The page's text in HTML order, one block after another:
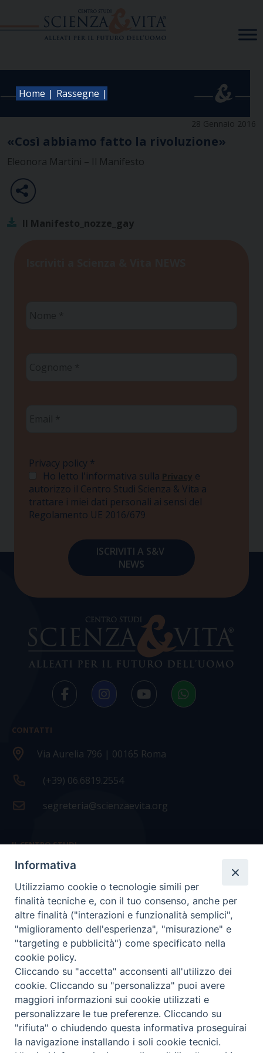
Home | Rassegne |
28 Gennaio 2016
«Così abbiamo fatto la rivoluzione»
Eleonora Martini – Il Manifesto
Il Manifesto_nozze_gay
Privacy policy *
Ho letto l'informativa sulla Privacy e
autorizzo il Centro Studi Scienza & Vita a
trattare i miei dati personali ai sensi del
Regolamento UE 2016/679
CONTATTI
Via Aurelia 796 | 00165 Roma
(+39) 06.6819.2554
segreteria@scienzaevita.org
IL CENTRO STUDI
La nostra storia
Statuto
Presidenza e ufficio presidenza
Consiglio scientifico
Coordinamento nazionale
COPYRIGHT Scienza & Vita - C.F96600690588- Tutti i
diritti -Privacy- Credits
Informativa
Utilizziamo cookie o tecnologie simili per
finalità tecniche e, con il tuo consenso, anche per
altre finalità ("interazioni e funzionalità semplici",
"miglioramento dell'esperienza", "misurazione" e
"targeting e pubblicità") come specificato nella
cookie policy.
Cliccando su "accetta" acconsenti all'utilizzo dei
cookie. Cliccando su "personalizza" puoi avere
maggiori informazioni sui cookie utilizzati e
personalizzare le tue preferenze. Cliccando su
"rifiuta" o chiudendo questa informativa proseguirai
la navigazione installando i soli cookie tecnici.